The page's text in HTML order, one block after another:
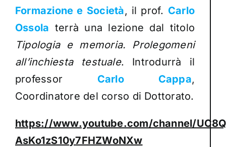
Formazione e Società, il prof. Carlo
Ossola terrà una lezione dal titolo
Tipologia e memoria. Prolegomeni
all’inchiesta testuale. Introdurrà il
professor
Carlo Cappa,
Coordinatore del corso di Dottorato.
https://www.youtube.com/channel/
AsKo1zS10y7FHZWoNXw